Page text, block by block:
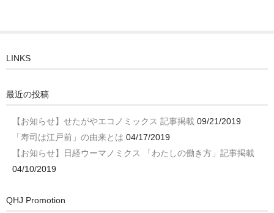
LINKS
最近の投稿
【お知らせ】せたがやエコノミックス 記事掲載 09/21/2019
「寿司は江戸前」の由来とは 04/17/2019
【お知らせ】日経ウーマノミクス 「わたしの働き方」記事掲載
04/10/2019
QHJ Promotion